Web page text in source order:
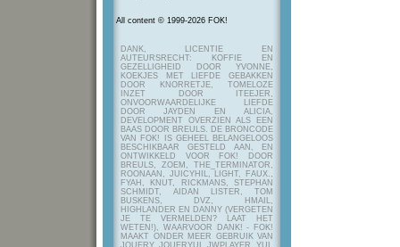
All content © 1999-2026 FOK!
DANK, LICENTIE EN
AUTEURSRECHT: KOFFIE EN
GEZELLIGHEID DOOR YVONNE,
KOEKJES MET LIEFDE GEBAKKEN
DOOR KNORRETJE, TOMELOZE
INZET DOOR ITEEJER,
ONVOORWAARDELIJKE LIEFDE
DOOR JAYDEN EN ALICIA,
DEVELOPMENT OVERZIEN ALS EEN
BAAS DOOR BREULS. DE BRONCODE
VAN FOK! IS GEHEEL BELANGELOOS
BESCHIKBAAR GESTELD AAN, EN
ONTWIKKELD VOOR FOK! DOOR
BREULS, ZOEM, THE_TERMINATOR,
ROONAAN, JUICYHIL, LIGHT, FAUX.,
FYAH, KNUT, RICKMANS, STEPHAN
SCHMIDT, AIDAN LISTER, TOM
BUSKENS, DVZ, HMAIL,
HIGHLANDER EN DANNY (VERGETEN
JE TE VERMELDEN? LAAT HET
WETEN!), WAARVOOR DANK! - FOK!
MAAKT ONDER MEER GEBRUIK VAN
JQUERY, JQUERYUI, JWPLAYER, YUI,